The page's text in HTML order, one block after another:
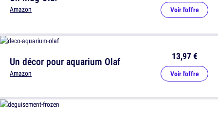
Amazon Voir l'offre
Un décor pour aquarium Olaf
Amazon
13,97 €
Voir l'offre